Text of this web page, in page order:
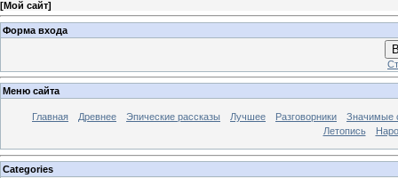
[Мой сайт]
Форма входа
Меню сайта
Главная Древнее Эпические рассказы Лучшее Разговорники
Значимые
Летопись
Categories